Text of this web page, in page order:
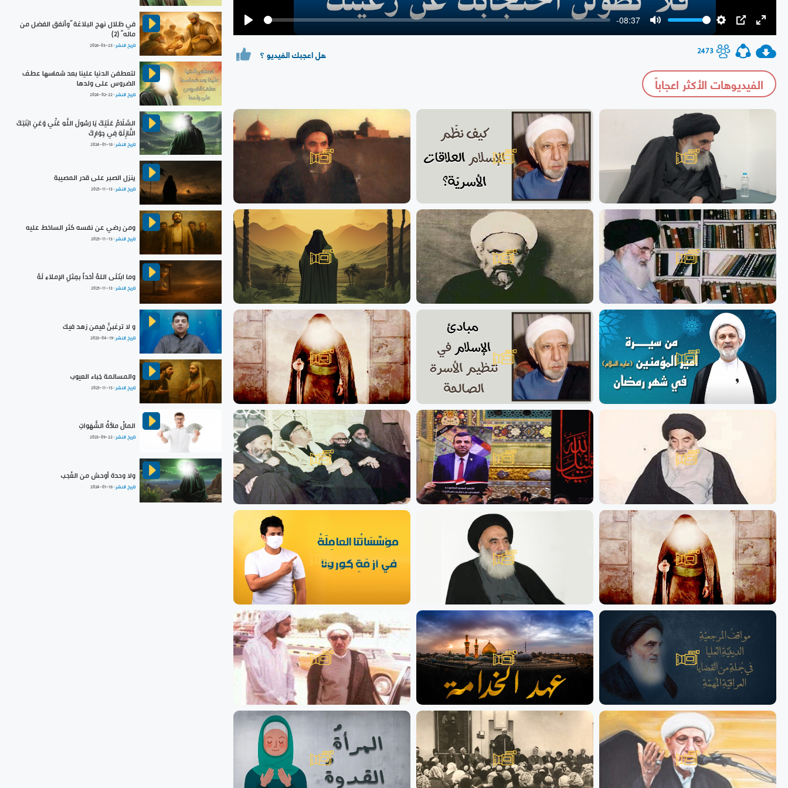
-08:37
2473 هل اعجبك الفيديو ؟
الفيديوهات الأكثر اعجاباً
في ظلال نهج البلاغة ”وأنفق الفضل من
ماله“ (2)
تاريخ النشر :2026-03-23
لتعطفن الدنيا علينا بعد شماسها عطف
الضروس على ولدها
تاريخ النشر :2024-02-22
السَّلَامُ عَلَيْكَ يَا رَسُولَ اللَّهِ عَنِّي وَعَنِ ابْنَتِكَ
النَّازِلَةِ فِي جِوَارِكَ
تاريخ النشر :2024-01-16
ينزل الصبر على قدر المصيبة
تاريخ النشر :2025-11-13
ومن رضي عن نفسه كثر الساخط عليه
تاريخ النشر :2025-11-13
وما ابتَلَى اللهُ أحَداً بمِثلِ الإملاءِ لَهُ
تاريخ النشر :2025-11-13
و لا ترغبنَّ فيمن زهد فيك
تاريخ النشر :2023-04-19
والمسالمة خِباء العيوب
تاريخ النشر :2025-11-13
المالُ مادَّةُ الشَّهَواتِ
تاريخ النشر :2023-09-22
ولا وحدة أوحش من العُجب
تاريخ النشر :2024-01-16